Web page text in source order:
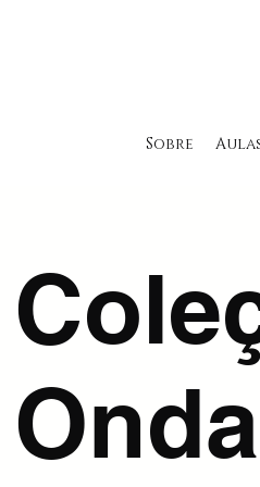
Sobre